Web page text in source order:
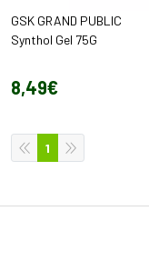
GSK GRAND PUBLIC
Synthol Gel 75G
8,49€
1